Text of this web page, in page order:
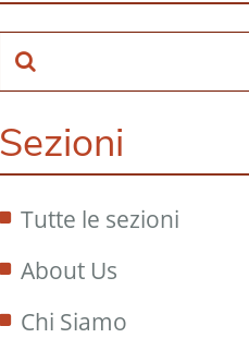
Sezioni
Tutte le sezioni
About Us
Chi Siamo